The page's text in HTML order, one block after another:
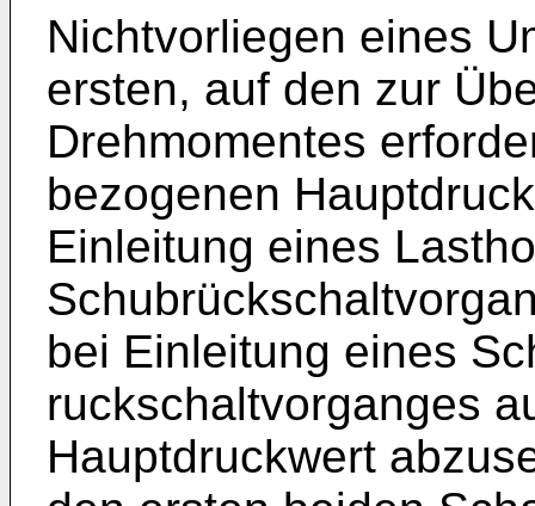
Nichtvorliegen eines
ersten, auf den zur
Drehmomentes
bezogenen
Einleitung eines
bei Einleitung eines
ruckschaltvorganges
Hauptdruckwert